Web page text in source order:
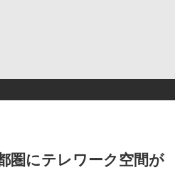
にテレワーク空間が